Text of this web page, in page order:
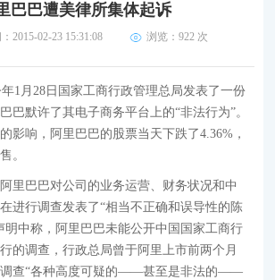
巴巴遭美律所集体起诉
2015-02-23 15:31:08 浏览： 922 次
1月28日国家工商行政管理总局发表了一份
巴默许了其电子商务平台上的“非法行为”。
影响，阿里巴巴的股票当天下跌了4.36%，
。
里巴巴对公司的业务运营、财务状况和中
进行调查发表了“相当不正确和误导性的陈
明中称，阿里巴巴未能公开中国国家工商行
的调查，行政总局曾于阿里上市前两个月
调查“各种高度可疑的——甚至是非法的——